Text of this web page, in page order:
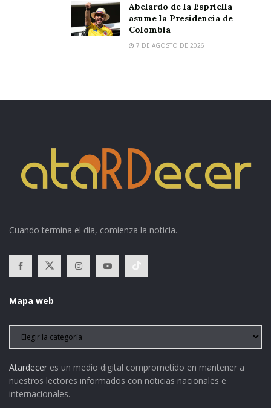
Abelardo de la Espriella
asume la Presidencia de
Colombia
7 DE AGOSTO DE 2026
Cuando termina el día, comienza la noticia.
Mapa web
Atardecer es un medio digital comprometido en mantener a
nuestros lectores informados con noticias nacionales e
internacionales.